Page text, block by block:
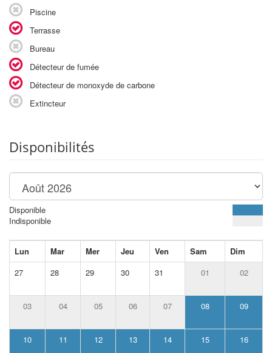
Piscine
Terrasse
Bureau
Détecteur de fumée
Détecteur de monoxyde de carbone
Extincteur
Disponibilités
Disponible
Indisponible
Lun Mar Mer Jeu Ven Sam
Dim
27
28 29 30 31 01 02
03 04 05 06 07 08 09
10 11 12 13 14 15 16